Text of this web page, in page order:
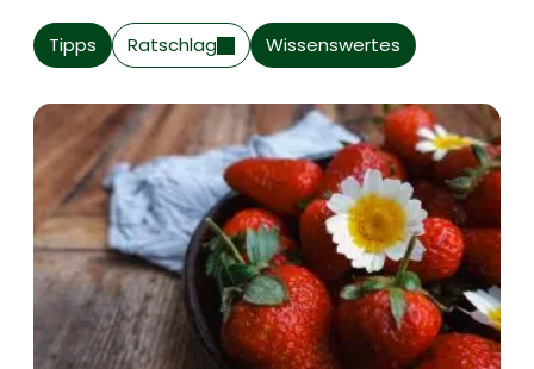
Tipps Ratschlag Wissenswertes